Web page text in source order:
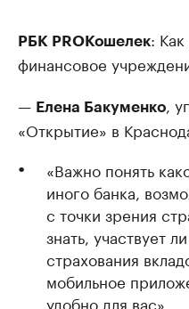
РБК PROКошелек:
финансовое
— Елена Бакуменко ,
«Открытие» в
«Важно понять
иного банка,
с точки зрения
знать, участвует
страхования
мобильное
удобно для вас»